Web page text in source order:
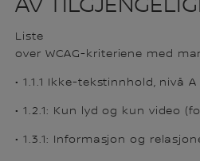
AV
Liste
over WCAG-kriteriene med
• 1.1.1 Ikke-tekstinnhold, nivå A
• 1.2.1: Kun lyd og kun video
• 1.3.1: Informasjon og